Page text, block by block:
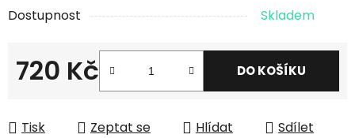
Dostupnost Skladem
720 Kč DO KOŠÍKU
Tisk Zeptat se Hlídat Sdílet